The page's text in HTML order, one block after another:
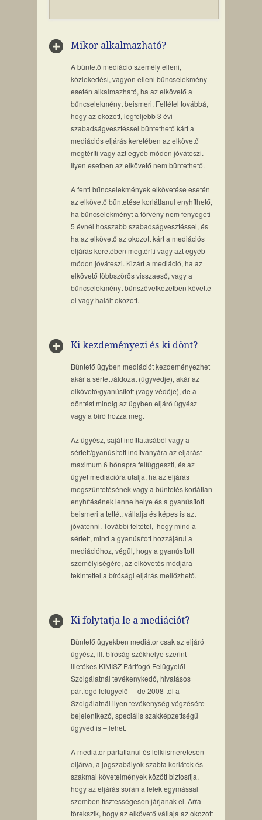
Mikor alkalmazható?
A büntető mediáció személy elleni,
közlekedési, vagyon elleni bűncselekmény
esetén alkalmazható, ha az elkövető a
bűncselekményt beismeri. Feltétel továbbá,
hogy az okozott, legfeljebb 3 évi
szabadságvesztéssel büntethető kárt a
mediációs eljárás keretében az elkövető
megtéríti vagy azt egyéb módon jóváteszi.
Ilyen esetben az elkövető nem büntethető.
A fenti bűncselekmények elkövetése esetén
az elkövető büntetése korlátlanul enyhíthető,
ha bűncselekményt a törvény nem fenyegeti
5 évnél hosszabb szabadságvesztéssel, és
ha az elkövető az okozott kárt a mediációs
eljárás keretében megtéríti vagy azt egyéb
módon jóváteszi. Kizárt a mediáció, ha az
elkövető többszörös visszaeső, vagy a
bűncselekményt bűnszövetkezetben követte
el vagy halált okozott.
Ki kezdeményezi és ki dönt?
Büntető ügyben mediációt kezdeményezhet
akár a sértett/áldozat (ügyvédje), akár az
elkövető/gyanúsított (vagy védője), de a
döntést mindig az ügyben eljáró ügyész
vagy a bíró hozza meg.
Az ügyész, saját indíttatásából vagy a
sértett/gyanúsított indítványára az eljárást
maximum 6 hónapra felfüggeszti, és az
ügyet mediációra utalja, ha az eljárás
megszüntetésének vagy a büntetés korlátlan
enyhítésének lenne helye és a gyanúsított
beismeri a tettét, vállalja és képes is azt
jóvátenni. További feltétel, hogy mind a
sértett, mind a gyanúsított hozzájárul a
mediációhoz, végül, hogy a gyanúsított
személyiségére, az elkövetés módjára
tekintettel a bírósági eljárás mellőzhető.
Ki folytatja le a mediációt?
Büntető ügyekben mediátor csak az eljáró
ügyész, ill. bíróság székhelye szerint
illetékes KIMISZ Pártfogó Felügyelői
Szolgálatnál tevékenykedő, hivatásos
pártfogó felügyelő – de 2008-tól a
Szolgálatnál ilyen tevékenység végzésére
bejelentkező, speciális szakképzettségű
ügyvéd is – lehet.
A mediátor pártatlanul és lelkiismeretesen
eljárva, a jogszabályok szabta korlátok és
szakmai követelmények között biztosítja,
hogy az eljárás során a felek egymással
szemben tisztességesen járjanak el. Arra
törekszik, hogy az elkövető vállaja az okozott